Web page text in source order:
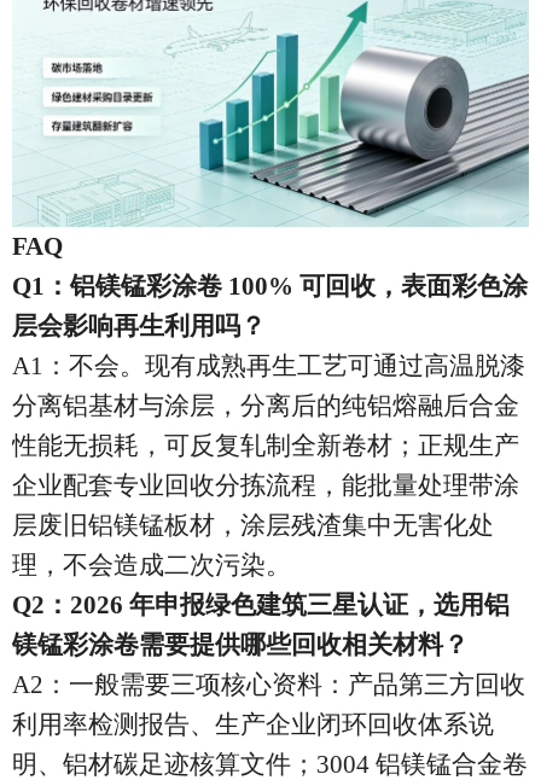
FAQ
Q1：铝镁锰彩涂卷 100% 可回收，表面彩色涂
层会影响再生利用吗？
A1：不会。现有成熟再生工艺可通过高温脱漆
分离铝基材与涂层，分离后的纯铝熔融后合金
性能无损耗，可反复轧制全新卷材；正规生产
企业配套专业回收分拣流程，能批量处理带涂
层废旧铝镁锰板材，涂层残渣集中无害化处
理，不会造成二次污染。
Q2：2026 年申报绿色建筑三星认证，选用铝
镁锰彩涂卷需要提供哪些回收相关材料？
A2：一般需要三项核心资料：产品第三方回收
利用率检测报告、生产企业闭环回收体系说
明、铝材碳足迹核算文件；3004 铝镁锰合金卷